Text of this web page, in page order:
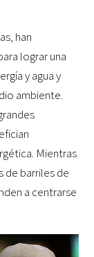
han
lograr una
y agua y
ambiente.
Mientras
de barriles de
a centrarse